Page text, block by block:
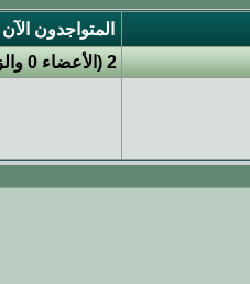
المتواجدون الآن
2 (الأعضاء 0 والزوار 2)